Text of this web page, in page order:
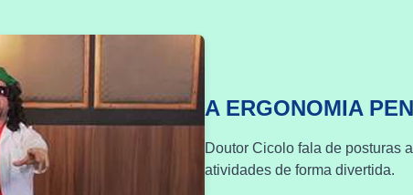
A ERGONOMIA
Doutor Cicolo fala de posturas
atividades de forma divertida.